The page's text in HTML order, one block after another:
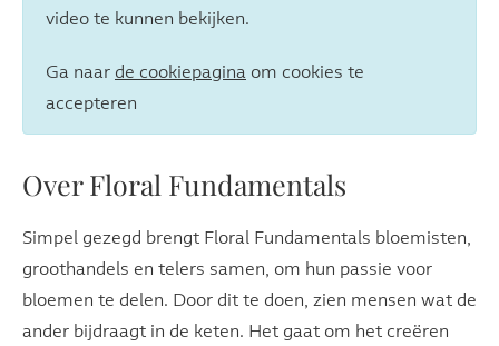
video te kunnen bekijken.
Ga naar de cookiepagina om cookies te
accepteren
Over Floral Fundamentals
Simpel gezegd brengt Floral Fundamentals bloemisten,
groothandels en telers samen, om hun passie voor
bloemen te delen. Door dit te doen, zien mensen wat de
ander bijdraagt ​​in de keten. Het gaat om het creëren